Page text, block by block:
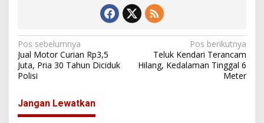
N
a
v
i
g
Pos sebelumnya
Jual Motor Curian Rp3,5
Juta, Pria 30 Tahun Diciduk
Polisi
Pos berikutnya
Teluk Kendari Terancam
Hilang, Kedalaman Tinggal 6
Meter
Jangan Lewatkan